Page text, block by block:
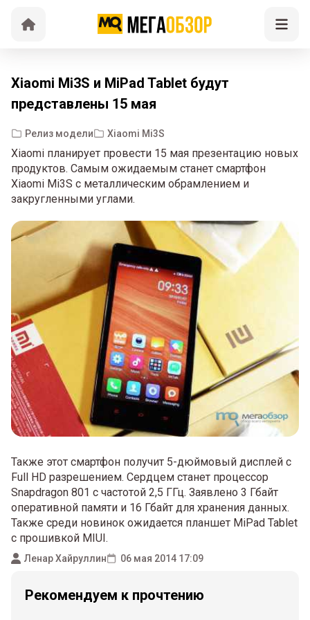
Xiaomi Mi3S и MiPad Tablet будут
представлены 15 мая
Релиз модели Xiaomi Mi3S
Xiaomi планирует провести 15 мая презентацию новых
продуктов. Самым ожидаемым станет смартфон
Xiaomi Mi3S с металлическим обрамлением и
закругленными углами.
Также этот смартфон получит 5-дюймовый дисплей с
Full HD разрешением. Сердцем станет процессор
Snapdragon 801 с частотой 2,5 ГГц. Заявлено 3 Гбайт
оперативной памяти и 16 Гбайт для хранения данных.
Также среди новинок ожидается планшет MiPad Tablet
с прошивкой MIUI.
Ленар Хайруллин 06 мая 2014 17:09
Рекомендуем к прочтению